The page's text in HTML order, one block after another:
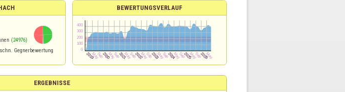
(24976)
Gegnerbewertung
BEWERTUNGSVERLAUF
ERGEBNISSE